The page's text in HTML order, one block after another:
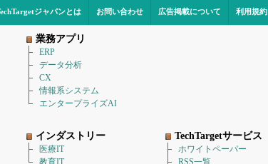
ジャパンとは お問い合わせ 広告掲載について 利用規約
業務アプリ
ERP
データ分析
CX
情報系システム
エンタープライズAI
インダストリー
医療IT
教育IT
TechTargetサービス
ホワイトペーパー
RSS一覧